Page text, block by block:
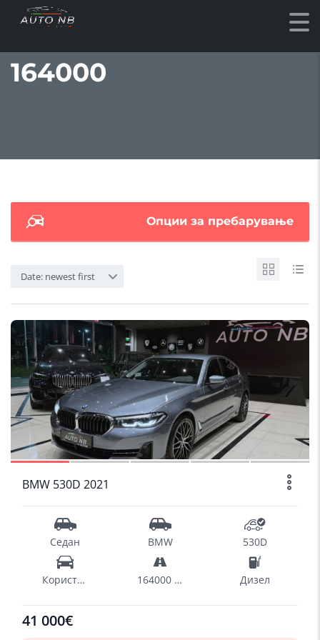
164000
Опции за пребарување
Date: newest first
SOLD
1/15
BMW 530D 2021
Седан BMW 530D
Користен 164000 km Дизел
41 000€